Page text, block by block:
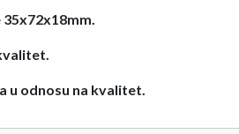
35x72x18mm.
u odnosu na kvalitet.